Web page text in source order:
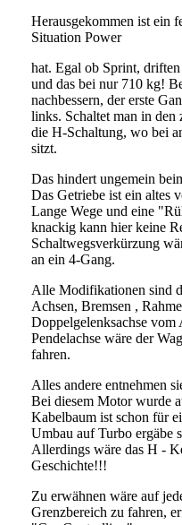
Herausgekommen ist ein
Situation Power
hat. Egal ob Sprint,
und das bei nur 710 kg!
nachbessern, der erste
links. Schaltet man in
die H-Schaltung, wo bei
sitzt.
Das hindert ungemein
Das Getriebe ist ein altes
Lange Wege und eine
knackig kann hier keine
Schaltwegsverkürzung
an ein 4-Gang.
Alle Modifikationen sind
Achsen, Bremsen ,
Doppelgelenksachse
Pendelachse wäre der
fahren.
Alles andere entnehmen
Bei diesem Motor wurde
Kabelbaum ist schon für
Umbau auf Turbo ergäbe
Allerdings wäre das H -
Geschichte!!!
Zu erwähnen wäre auf
Grenzbereich zu fahren,